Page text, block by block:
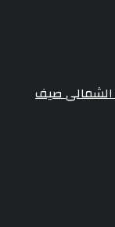
الشمالى صيف